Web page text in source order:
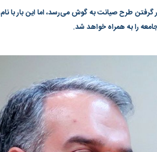
گرفتن طرح صیانت به گوش می‌رسد، اما این بار
را به همراه خواهد شد.
صدا و سیما علیه
در وزارت نفت
حساب آنها